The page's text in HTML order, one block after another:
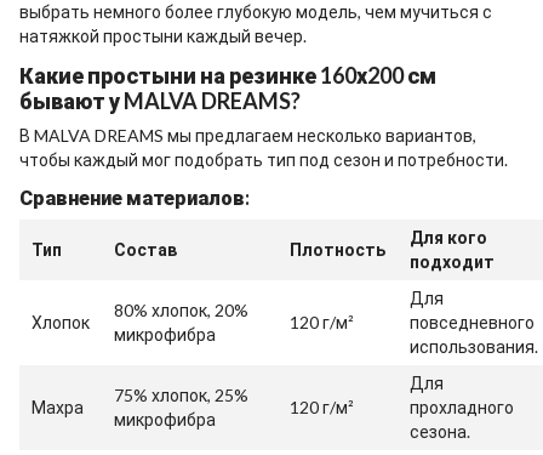
выбрать немного более глубокую модель, чем мучиться с
натяжкой простыни каждый вечер.
Какие простыни на резинке 160х200 см
бывают у MALVA DREAMS?
В MALVA DREAMS мы предлагаем несколько вариантов,
чтобы каждый мог подобрать тип под сезон и потребности.
Сравнение материалов:
Тип Состав Плотность
Для кого
подходит
Хлопок
80% хлопок, 20%
микрофибра
120 г/м²
Для
повседневного
использования.
Махра
75% хлопок, 25%
микрофибра
120 г/м²
Для
прохладного
сезона.